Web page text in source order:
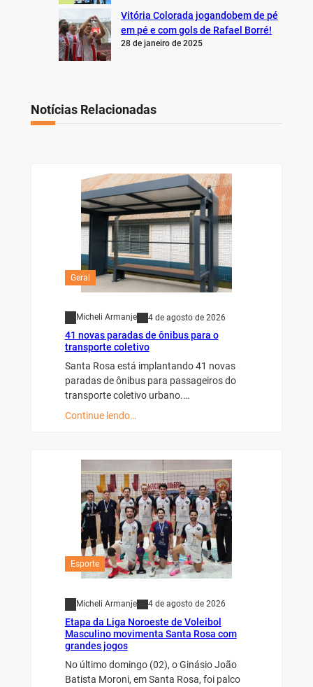
Vitória Colorada jogandobem de pé
em pé e com gols de Rafael Borré!
28 de janeiro de 2025
Notícias Relacionadas
Geral
Micheli Armanje 4 de agosto de 2026
41 novas paradas de ônibus para o
transporte coletivo
Santa Rosa está implantando 41 novas
paradas de ônibus para passageiros do
transporte coletivo urbano.…
Continue lendo…
Esporte
Micheli Armanje 4 de agosto de 2026
Etapa da Liga Noroeste de Voleibol
Masculino movimenta Santa Rosa com
grandes jogos
No último domingo (02), o Ginásio João
Batista Moroni, em Santa Rosa, foi palco